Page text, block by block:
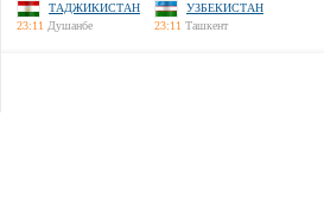
ТАДЖИКИСТАН
23:11 Душанбе
УЗБЕКИСТАН
23:11 Ташкент